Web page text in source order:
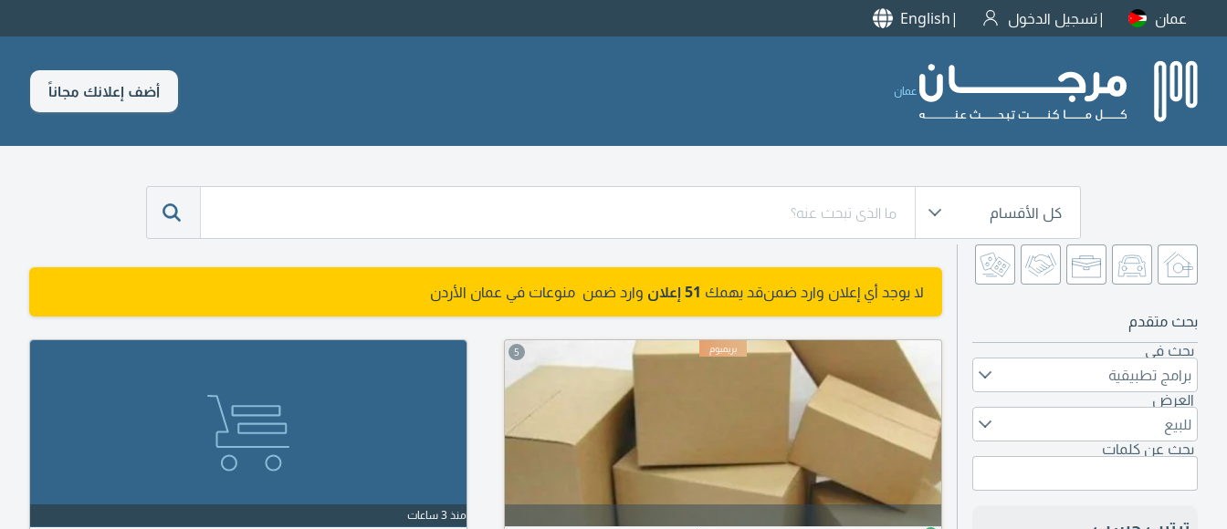
عمان تسجيل الدخول English
عمان أضف إعلانك مجاناً
كل الأقسام
بحث متقدم
بحث في
برامج تطبيقية
العرض
للبيع
بحث عن كلمات
لا يوجد أي إعلان وارد ضمنقد يهمك 51 إعلان وارد ضمن منوعات في عمان الأردن
5
منذ 3 ساعات